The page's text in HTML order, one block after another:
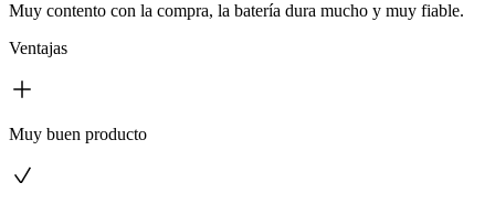
Muy contento con la compra, la batería dura mucho y muy fiable.
Ventajas
Muy buen producto